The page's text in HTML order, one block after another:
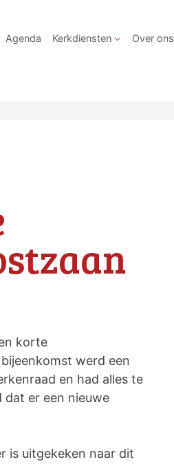
Agenda Kerkdiensten Over ons
Ds.
korte
werd een
en had alles te
dat er een nieuwe
is uitgekeken naar dit